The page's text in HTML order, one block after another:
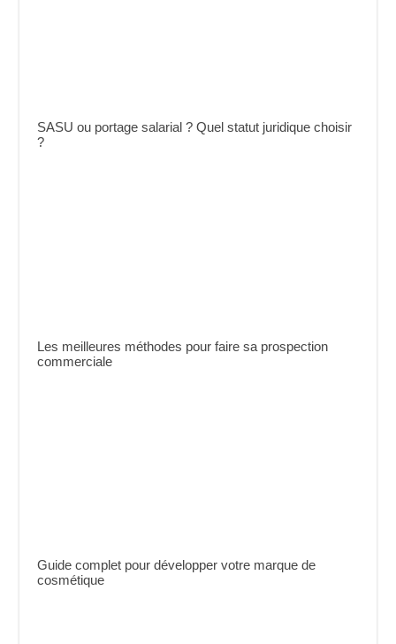
SASU ou portage salarial ? Quel statut juridique choisir
?
Les meilleures méthodes pour faire sa prospection
commerciale
Guide complet pour développer votre marque de
cosmétique